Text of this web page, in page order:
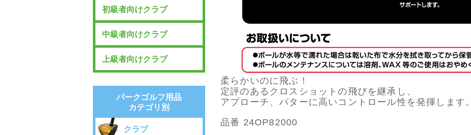
柔らかいのに飛ぶ！
定評のあるクロスショットの飛びを継承し、
アプローチ、パターに高いコントロール性を発揮します。
品番 24OP82000
初級者向けクラブ
中級者向けクラブ
上級者向けクラブ
パークゴルフ用品
カテゴリ別
クラブ